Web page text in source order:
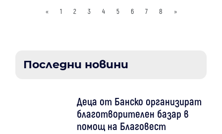
« 1 2 3 4 5 6 7 8 »
Последни новини
Деца от Банско организират
благотворителен базар в
помощ на Благовест